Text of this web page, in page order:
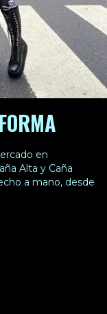
en
Alta y Caña
a mano, desde